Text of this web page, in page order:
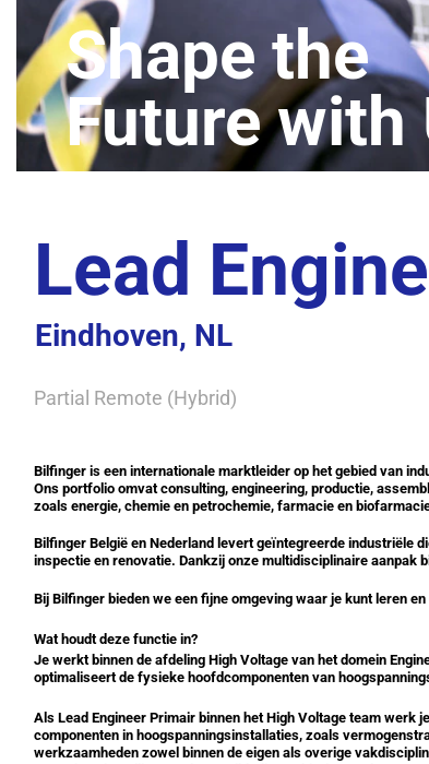
Lead
Eindhoven, NL
Partial Remote (Hybrid)
Bilfinger is een internationale marktleider op het gebied van
Ons portfolio omvat consulting, engineering, productie,
zoals energie, chemie en petrochemie, farmacie en
Bilfinger België en Nederland levert geïntegreerde industriële
inspectie en renovatie. Dankzij onze multidisciplinaire aanpak
Bij Bilfinger bieden we een fijne omgeving waar je kunt leren
Wat houdt deze functie in?
Je werkt binnen de afdeling High Voltage van het domein
optimaliseert de fysieke hoofdcomponenten van
Als Lead Engineer Primair binnen het High Voltage team
componenten in hoogspanningsinstallaties, zoals
werkzaamheden zowel binnen de eigen als overige